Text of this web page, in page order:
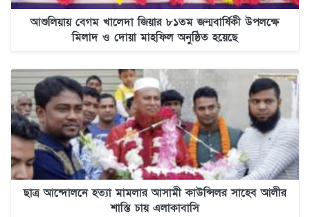
আশুলিয়ায় বেগম খালেদা জিয়ার ৮১তম জন্মবার্ষিকী উপলক্ষে
মিলাদ ও দোয়া মাহফিল অনুষ্ঠিত হয়েছে
ছাত্র আন্দোলনে হত্যা মামলার আসামী কাউন্সিলর সাহেব আলীর
শাস্তি চায় এলাকাবাসি